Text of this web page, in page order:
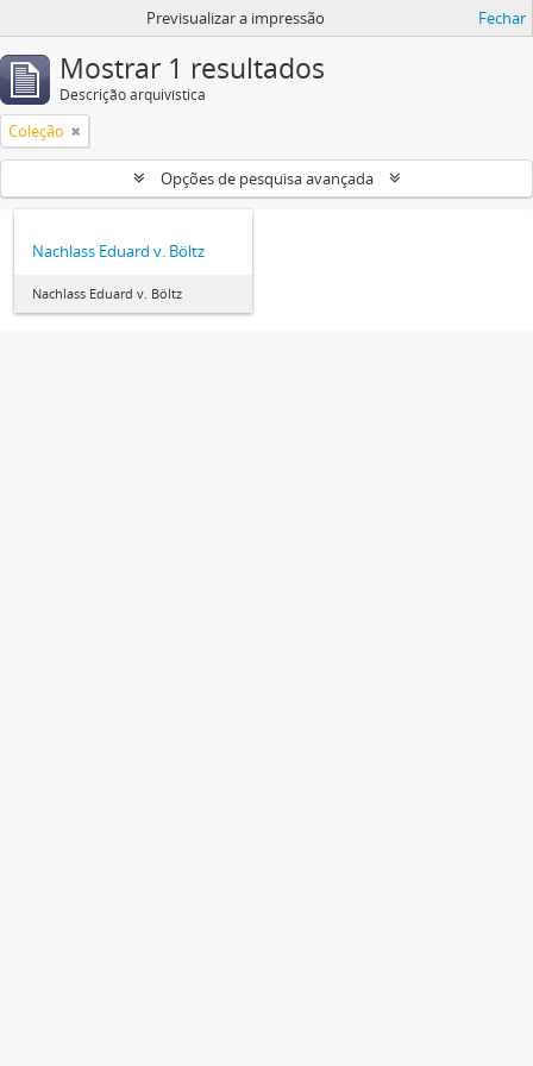
Previsualizar a impressão Fechar
Mostrar 1 resultados
Descrição arquivística
Coleção
Opções de pesquisa avançada
Nachlass Eduard v. Böltz
Nachlass Eduard v. Böltz